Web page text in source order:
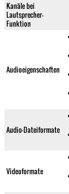
Kanäle bei
Lautsprecher-
Funktion
Audioeigenschaften
Audio-Dateiformate
Videoformate